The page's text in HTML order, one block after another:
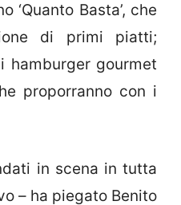
‘Quanto Basta’, che
di primi piatti;
hamburger gourmet
proporranno con i
in scena in tutta
– ha piegato Benito